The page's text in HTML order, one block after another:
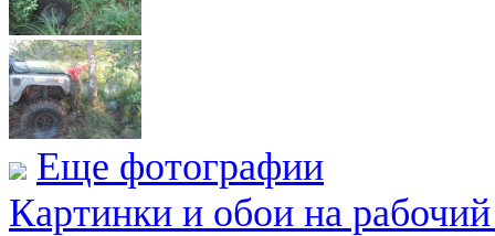
Еще фотографии
Картинки и обои на